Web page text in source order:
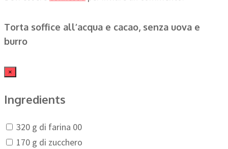
Torta soffice all’acqua e cacao, senza uova e
burro
×
Ingredients
320 g di farina 00
170 g di zucchero